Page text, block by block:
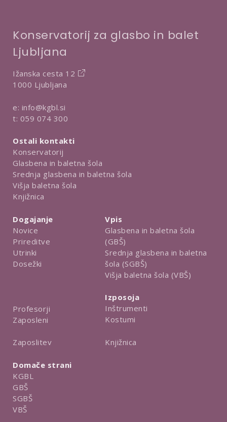
Konservatorij za glasbo in balet
Ljubljana
Ižanska cesta 12
1000 Ljubljana
e: info@kgbl.si
t: 059 074 300
Ostali kontakti
Konservatorij
Glasbena in baletna šola
Srednja glasbena in baletna šola
Višja baletna šola
Knjižnica
Dogajanje
Novice
Prireditve
Utrinki
Dosežki
Profesorji
Zaposleni
Zaposlitev
Vpis
Glasbena in baletna šola
(GBŠ)
Srednja glasbena in baletna
šola (SGBŠ)
Višja baletna šola (VBŠ)
Izposoja
Inštrumenti
Kostumi
Knjižnica
Domače strani
KGBL
GBŠ
SGBŠ
VBŠ